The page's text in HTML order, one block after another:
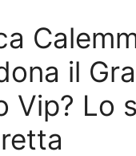
il
Vip? Lo